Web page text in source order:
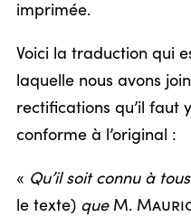
imprimée.
Voici la traduction qui
laquelle nous avons
rectifications qu’il faut
conforme à l’original :
« Qu’il soit connu à tous
le texte) que M.